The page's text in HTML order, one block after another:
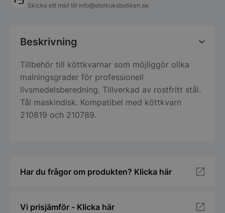
Skicka ett mail till info@storkoksbutiken.se.
Beskrivning
Tillbehör till köttkvarnar som möjliggör olika
malningsgrader för professionell
livsmedelsberedning. Tillverkad av rostfritt stål.
Tål maskindisk. Kompatibel med köttkvarn
210819 och 210789.
Har du frågor om produkten? Klicka här
Vi prisjämför - Klicka här